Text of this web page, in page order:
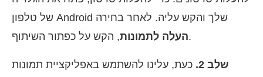
של טלפון Android שלך והקש עליה. לאחר בחירה
העלה לתמונות, הקש על כפתור השיתוף.
שלב 2.
כעת, עלינו להשתמש באפליקציית תמונות